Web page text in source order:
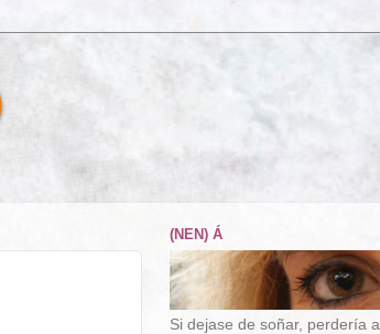
(NEN) Á
Si dejase de soñar, perdería a